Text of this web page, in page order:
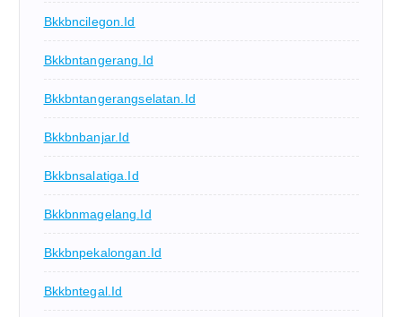
Bkkbncilegon.id
Bkkbntangerang.id
Bkkbntangerangselatan.id
Bkkbnbanjar.id
Bkkbnsalatiga.id
Bkkbnmagelang.id
Bkkbnpekalongan.id
Bkkbntegal.id